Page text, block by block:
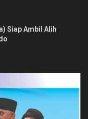
Siap Ambil Alih